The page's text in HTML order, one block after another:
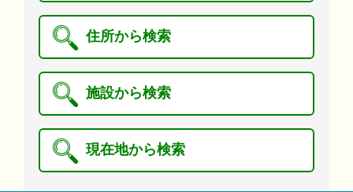
住所から検索
施設から検索
現在地から検索